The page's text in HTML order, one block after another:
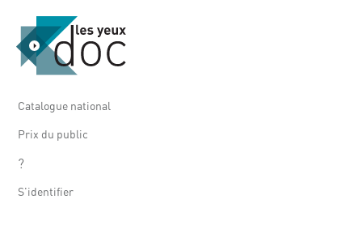
Catalogue national
Prix du public
?
S'identifier